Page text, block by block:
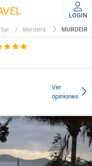
LOGIN
Murdeira
Ver
opiniones